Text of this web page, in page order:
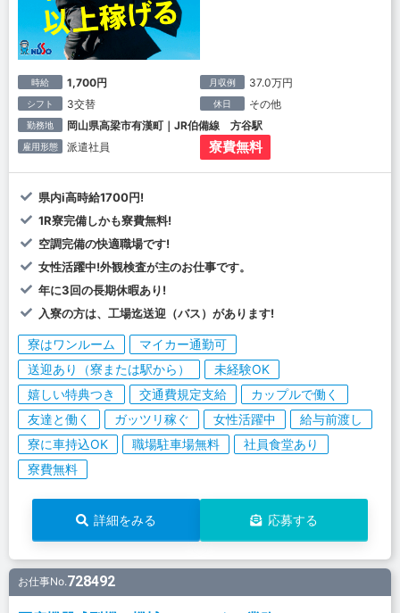
時給 1,700円 月収例 37.0万円
シフト 3交替 休日 その他
勤務地 岡山県高梁市有漢町｜JR伯備線 方谷駅
雇用形態 派遣社員 寮費無料
県内i高時給1700円!
1R寮完備しかも寮費無料!
空調完備の快適職場です!
女性活躍中!外観検査が主のお仕事です。
年に3回の長期休暇あり!
入寮の方は、工場迄送迎（バス）があります!
寮はワンルーム
マイカー通勤可
送迎あり（寮または駅から）
未経験OK
嬉しい特典つき
交通費規定支給
カップルで働く
友達と働く
ガッツリ稼ぐ 女性活躍中
給与前渡し
寮に車持込OK
職場駐車場無料
社員食堂あり
寮費無料
詳細をみる 応募する
お仕事No.728492